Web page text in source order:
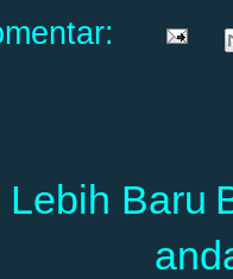
Baru